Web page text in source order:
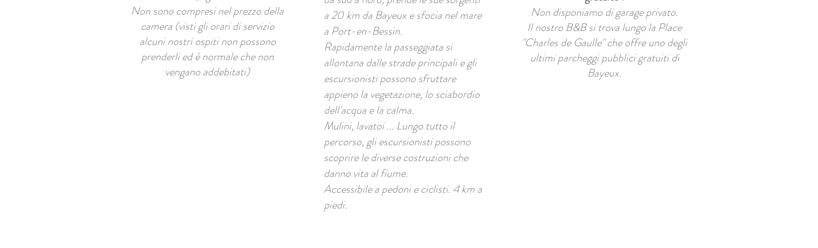
Non sono compresi nel prezzo della
camera (visti gli orari di servizio
alcuni nostri ospiti non possono
prenderli ed è normale che non
vengano addebitati)
a 20 km da Bayeux e sfocia nel mare
a Port-en-Bessin.
Rapidamente la passeggiata si
allontana dalle strade principali e gli
escursionisti possono sfruttare
appieno la vegetazione, lo sciabordio
dell'acqua e la calma.
Mulini, lavatoi ... Lungo tutto il
percorso, gli escursionisti possono
scoprire le diverse costruzioni che
danno vita al fiume.
Accessibile a pedoni e ciclisti. 4 km a
piedi.
Non disponiamo di garage privato.
Il nostro B&B si trova lungo la Place
"Charles de Gaulle" che offre uno degli
ultimi parcheggi pubblici gratuiti di
Bayeux.